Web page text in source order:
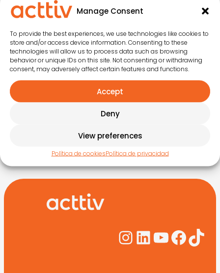
Manage Consent
To provide the best experiences, we use technologies like cookies to
store and/or access device information. Consenting to these
technologies will allow us to process data such as browsing
behavior or unique IDs on this site. Not consenting or withdrawing
consent, may adversely affect certain features and functions.
Accept
Deny
View preferences
Política de cookiesPolítica de privacidad
Una vez finalices, pausa el vídeo,
O RELLENA EL
FORMULARIO
Instagram
LinkedIn